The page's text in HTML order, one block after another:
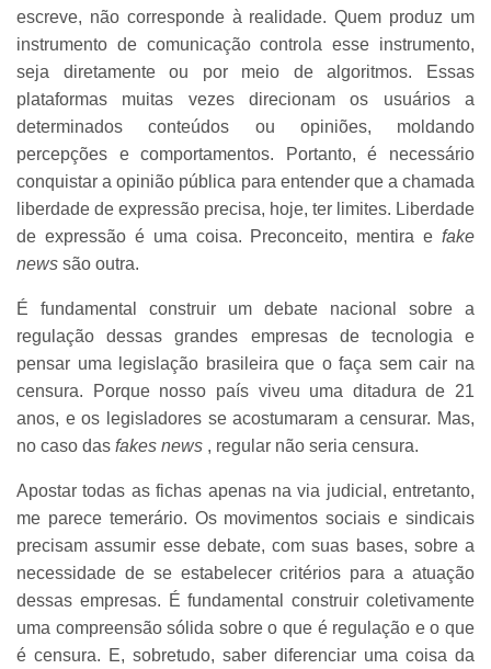
escreve, não corresponde à realidade. Quem produz um
instrumento de comunicação controla esse instrumento,
seja diretamente ou por meio de algoritmos. Essas
plataformas muitas vezes direcionam os usuários a
determinados conteúdos ou opiniões, moldando
percepções e comportamentos.
Portanto, é necessário
conquistar a opinião pública para entender que a chamada
liberdade de expressão precisa, hoje, ter limites. Liberdade
de expressão é uma coisa. Preconceito, mentira e fake
news são outra.
É fundamental construir um debate nacional sobre a
regulação dessas grandes empresas de tecnologia e
pensar uma legislação brasileira que o faça sem cair na
censura. Porque nosso país viveu uma ditadura de 21
anos, e os legisladores se acostumaram a censurar. Mas,
no caso das fakes news , regular não seria censura.
Apostar todas as fichas apenas na via judicial, entretanto,
me parece temerário. Os movimentos sociais e sindicais
precisam assumir esse debate, com suas bases, sobre a
necessidade de se estabelecer critérios para a atuação
dessas empresas. É fundamental construir coletivamente
uma compreensão sólida sobre o que é regulação e o que
é censura. E, sobretudo, saber diferenciar uma coisa da